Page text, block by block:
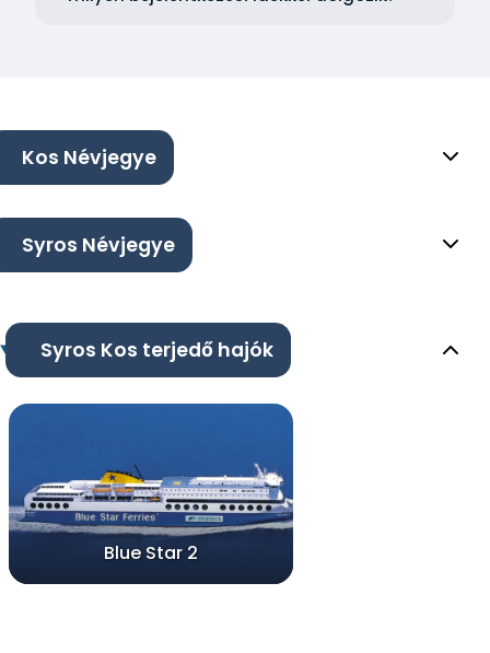
Kos Névjegye
Syros Névjegye
Syros Kos terjedő hajók
Blue Star 2